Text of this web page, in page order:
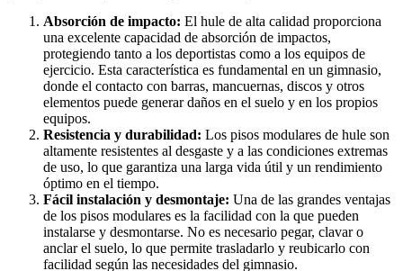
Absorción de impacto: El hule de alta calidad proporciona
una excelente capacidad de absorción de impactos,
protegiendo tanto a los deportistas como a los equipos de
ejercicio. Esta característica es fundamental en un gimnasio,
donde el contacto con barras, mancuernas, discos y otros
elementos puede generar daños en el suelo y en los propios
equipos.
Resistencia y durabilidad: Los pisos modulares de hule son
altamente resistentes al desgaste y a las condiciones extremas
de uso, lo que garantiza una larga vida útil y un rendimiento
óptimo en el tiempo.
Fácil instalación y desmontaje: Una de las grandes ventajas
de los pisos modulares es la facilidad con la que pueden
instalarse y desmontarse. No es necesario pegar, clavar o
anclar el suelo, lo que permite trasladarlo y reubicarlo con
facilidad según las necesidades del gimnasio.